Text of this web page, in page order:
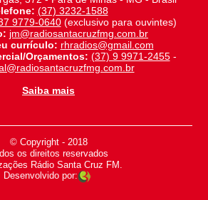
(37) 3232-1588
9779-0640(exclusivo para ouvintes)
jm@radiosantacruzfmg.com.br
currículo: rhradios@gmail.com
Orçamentos: (37) 9 9971-2455-
Saiba mais
© Copyright - 2018
-
os direitos reservados
-
Rádio Santa Cruz FM.
Desenvolvido por: